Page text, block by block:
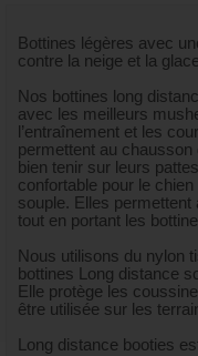
Bottines légères avec
contre la neige et la
Nos bottines long
avec les meilleurs
l’entraînement et les
permettent au chausson
bien tenir sur leurs
confortable pour le
souple. Elles
tout en portant les
Nous utilisons du nylon
bottines Long distance
Elle protège les
être utilisée sur les
Long distance booties